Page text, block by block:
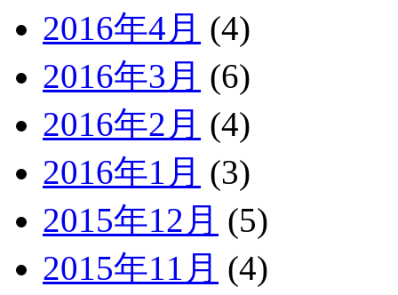
2016年4月 (4)
2016年3月 (6)
2016年2月 (4)
2016年1月 (3)
2015年12月 (5)
2015年11月 (4)